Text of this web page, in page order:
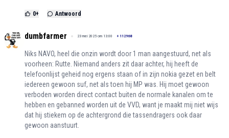
0+ Antwoord
dumbfarmer 23 mei 2025 om 13:00 + 112968
Niks NAVO, heel die onzin wordt door 1 man aangestuurd, net als
voorheen: Rutte. Niemand anders zit daar achter, hij heeft de
telefoonlijst geheid nog ergens staan of in zijn nokia gezet en belt
iedereen gewoon suf, net als toen hij MP was. Hij moet gewoon
verboden worden direct contact buiten de normale kanalen om te
hebben en gebanned worden uit de VVD, want je maakt mij niet wijs
dat hij stiekem op de achtergrond die tassendragers ook daar
gewoon aanstuurt.